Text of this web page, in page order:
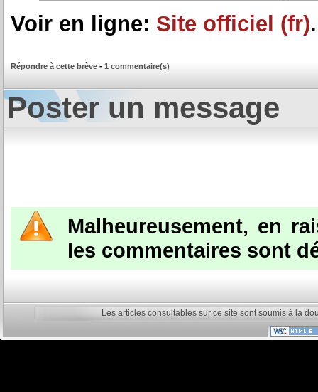
Voir en ligne: Site officiel (fr).
Répondre à cette brève - 1 commentaire(s)
Poster un message
Malheureusement, en
les commentaires sont
Les articles consultables sur ce site sont soumis à la